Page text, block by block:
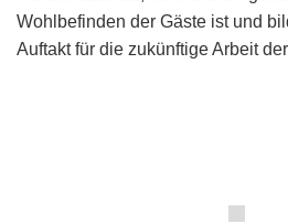
Wohlbefinden der Gäste ist und
Auftakt für die zukünftige Arbeit